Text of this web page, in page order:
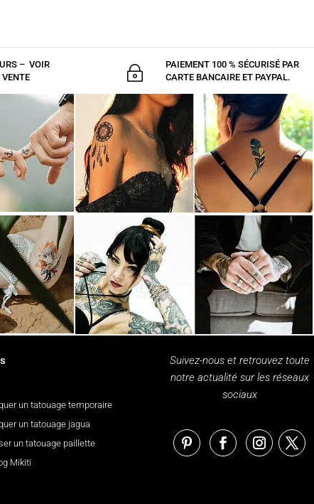
– VOIR
~
PAIEMENT 100 % SÉCURISÉ PAR
CARTE BANCAIRE ET PAYPAL.
un tatouage temporaire
un tatouage jagua
un tatouage paillette
Mikiti
Suivez-nous et retrouvez toute
notre actualité sur les réseaux
sociaux